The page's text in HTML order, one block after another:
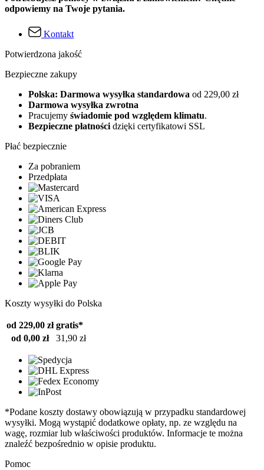
odpowiemy na Twoje pytania.
Kontakt
Potwierdzona jakość
Bezpieczne zakupy
Polska: Darmowa wysyłka standardowa od 229,00 zł
Darmowa wysyłka zwrotna
Pracujemy świadomie pod względem klimatu.
Bezpieczne płatności dzięki certyfikatowi SSL
Płać bezpiecznie
Za pobraniem
Przedpłata
Koszty wysyłki do Polska
od 229,00 zł gratis*
od 0,00 zł
31,90 zł
*Podane koszty dostawy obowiązują w przypadku standardowej
wysyłki. Mogą wystąpić dodatkowe opłaty, np. ze względu na
wagę, rozmiar lub właściwości produktów. Informacje te można
znaleźć bezpośrednio w opisie produktu.
Pomoc